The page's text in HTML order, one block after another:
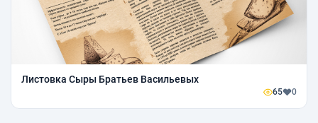
Листовка Сыры Братьев Васильевых
65 0